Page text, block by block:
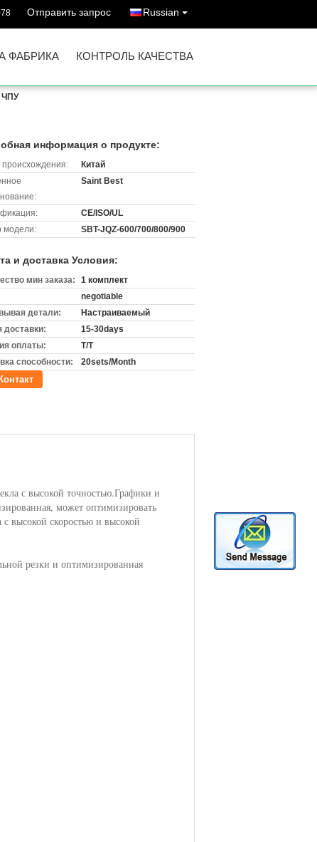
Отправить запрос Russian
ФАБРИКА КОНТРОЛЬ КАЧЕСТВА
ЧПУ
информация о продукте:
происхождения:
Китай
Saint Best
CE/ISO/UL
модели:
SBT-JQZ-600/700/800/900
и доставка Условия:
мин заказа:
1 комплект
negotiable
детали:
Настраиваемый
доставки:
15-30days
оплаты:
T/T
способности:
20sets/Month
Контакт
с высокой точностью.Графики и
может оптимизировать
высокой скоростью и высокой
резки и оптимизированная